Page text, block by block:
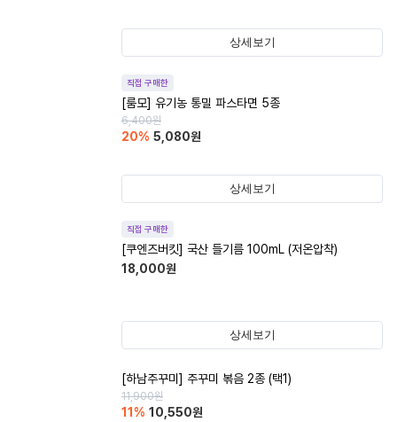
상세보기
직접 구매한
[룸모] 유기농 통밀 파스타면 5종
6,400원
20% 5,080원
상세보기
직접 구매한
[쿠엔즈버킷] 국산 들기름 100mL (저온압착)
18,000원
상세보기
[하남주꾸미] 주꾸미 볶음 2종 (택1)
11,900원
11 % 10,550원